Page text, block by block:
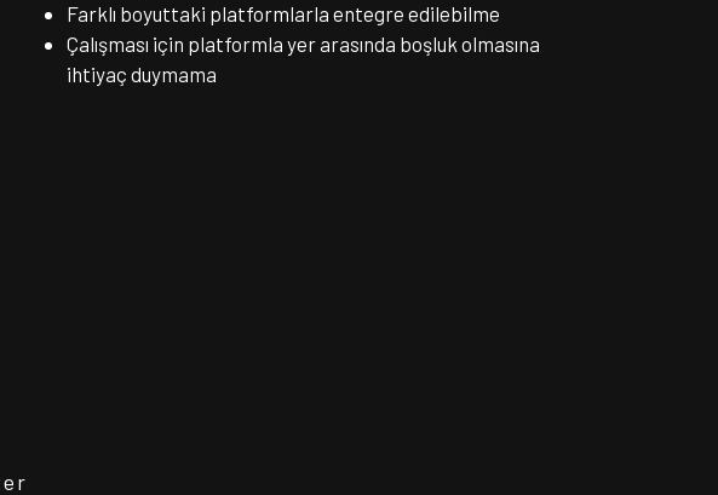
Farklı boyuttaki platformlarla entegre edilebilme
Çalışması için platformla yer arasında boşluk olmasına
ihtiyaç duymama